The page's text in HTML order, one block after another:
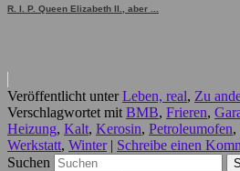
R. I. P. Queen Elizabeth II., aber ...
Veröffentlicht unter Leben, real, Zu
Verschlagwortet mit BMB, Frieren,
Heizung, Kalt, Kerosin, Petroleumofen,
Werkstatt, Winter | Schreibe einen
Suchen